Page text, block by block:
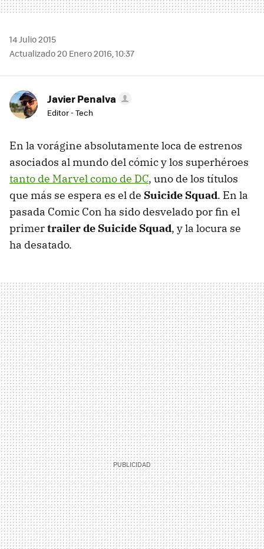
14 Julio 2015
Actualizado 20 Enero 2016, 10:37
Javier Penalva
Editor - Tech
En la vorágine absolutamente loca de estrenos
asociados al mundo del cómic y los superhéroes
tanto de Marvel como de DC, uno de los títulos
que más se espera es el de Suicide Squad. En la
pasada Comic Con ha sido desvelado por fin el
primertrailer de Suicide Squad, y la locura se
ha desatado.